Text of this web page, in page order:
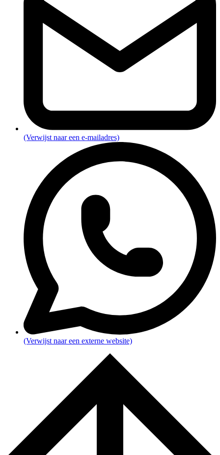
(Verwijst naar een e-mailadres)
(Verwijst naar een externe website)